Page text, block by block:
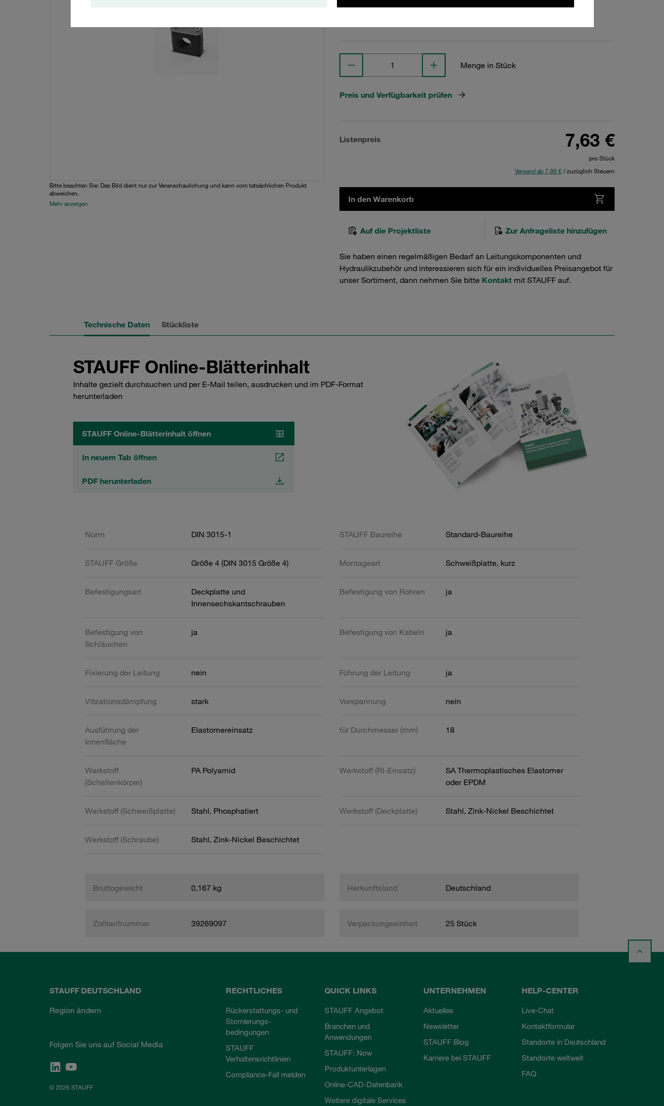
Bitte beachten Sie: Das Bild dient nur zur Veranschaulichung und kann vom tatsächlichen Produkt
abweichen.
Mehr anzeigen
Menge in Stück
Preis und Verfügbarkeit prüfen
Listenpreis 7,63 €
pro Stück
Versand ab 7,99 €/ zuzüglich Steuern
In den Warenkorb
Auf die Projektliste Zur Anfrageliste hinzufügen
Sie haben einen regelmäßigen Bedarf an Leitungskomponenten und
Hydraulikzubehör und interessieren sich für ein individuelles Preisangebot für
unser Sortiment, dann nehmen Sie bitte Kontakt mit STAUFF auf.
Technische Daten Stückliste
STAUFF Online-Blätterinhalt
Inhalte gezielt durchsuchen und per E-Mail teilen, ausdrucken und im PDF-Format
herunterladen
STAUFF Online-Blätterinhalt öffnen
In neuem Tab öffnen
PDF herunterladen
Norm DIN 3015-1 STAUFF Baureihe Standard-Baureihe
STAUFF Größe Größe 4 (DIN 3015 Größe 4) Montageart Schweißplatte, kurz
Befestigungsart
Deckplatte und
Innensechskantschrauben
Befestigung von Rohren ja
Befestigung von
Schläuchen
ja Befestigung von Kabeln ja
Fixierung der Leitung nein Führung der Leitung ja
Vibrationsdämpfung stark Vorspannung nein
Ausführung der
Innenfläche
Elastomereinsatz für Durchmesser (mm) 18
Werkstoff
(Schellenkörper)
PA Polyamid Werkstoff (RI-Einsatz)
SA Thermoplastisches Elastomer
oder EPDM
Werkstoff (Schweißplatte) Stahl, Phosphatiert Werkstoff (Deckplatte) Stahl, Zink-Nickel Beschichtet
Werkstoff (Schraube) Stahl, Zink-Nickel Beschichtet
Bruttogewicht 0,167 kg Herkunftsland Deutschland
Zolltarifnummer 39269097 Verpackungseinheit 25 Stück
STAUFF DEUTSCHLAND
Region ändern
Folgen Sie uns auf Social Media
© 2026 STAUFF
RECHTLICHES
Rückerstattungs- und
Stornierungs-
bedingungen
STAUFF
Verhaltensrichtlinien
Compliance-Fall melden
QUICK LINKS
STAUFF Angebot
Branchen und
Anwendungen
STAUFF: Now
Produktunterlagen
Online-CAD-Datenbank
Weitere digitale Services
UNTERNEHMEN
Aktuelles
Newsletter
STAUFF Blog
Karriere bei STAUFF
HELP-CENTER
Live-Chat
Kontaktformular
Standorte in Deutschland
Standorte weltweit
FAQ